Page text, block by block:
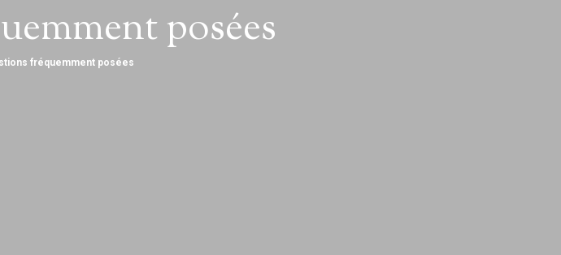
posées
fréquemment posées